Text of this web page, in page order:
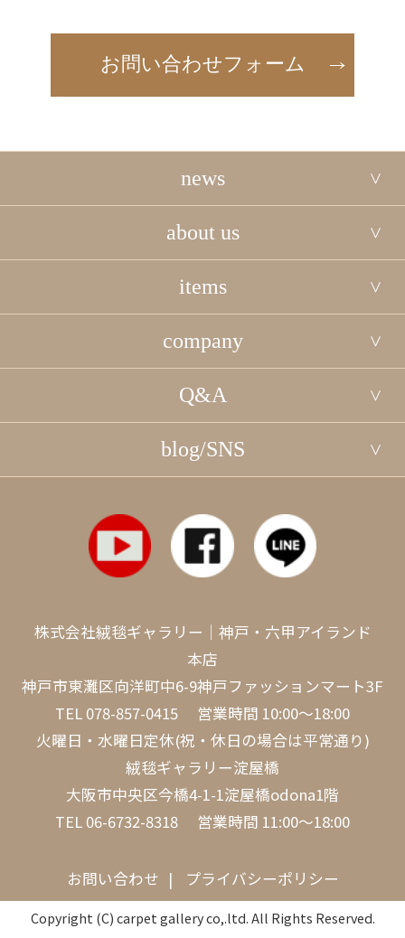
お問い合わせフォーム
news
about us
items
company
Q&A
blog/SNS
株式会社絨毯ギャラリー｜神戸・六甲アイランド
本店
神戸市東灘区向洋町中6-9神戸ファッションマート3F
TEL 078-857-0415 営業時間 10:00～18:00
火曜日・水曜日定休(祝・休日の場合は平常通り)
絨毯ギャラリー淀屋橋
大阪市中央区今橋4-1-1淀屋橋odona1階
TEL 06-6732-8318 営業時間 11:00～18:00
お問い合わせ プライバシーポリシー
Copyright (C) carpet gallery co,.ltd. All Rights Reserved.